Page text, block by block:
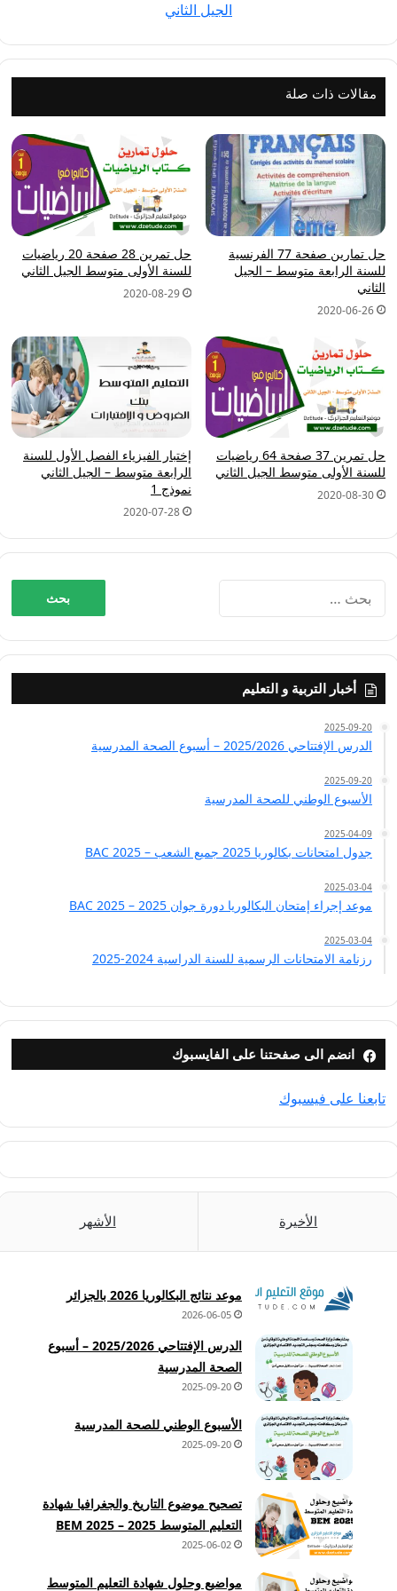
الثاني
الجيل الثاني
مقالات ذات صلة
حل تمارين صفحة 77 الفرنسية
للسنة الرابعة متوسط – الجيل
الثاني
2020-06-26
حل تمرين 28 صفحة 20 رياضيات
للسنة الأولى متوسط الجيل الثاني
2020-08-29
حل تمرين 37 صفحة 64 رياضيات
للسنة الأولى متوسط الجيل الثاني
2020-08-30
إختبار الفيزياء الفصل الأول للسنة
الرابعة متوسط – الجيل الثاني
نموذج 1
2020-07-28
عن:
أخبار التربية و التعليم
2025-09-20
الدرس الإفتتاحي 2025/2026 – أسبوع الصحة المدرسية
2025-09-20
الأسبوع الوطني للصحة المدرسية
2025-04-09
جدول امتحانات بكالوريا 2025 جميع الشعب – BAC 2025
2025-03-04
موعد إجراء إمتحان البكالوريا دورة جوان 2025 – BAC 2025
2025-03-04
رزنامة الامتحانات الرسمية للسنة الدراسية 2024-2025
انضم الى صفحتنا على الفايسبوك
تابعنا على فيسبوك
الأخيرة الأشهر
موعد نتائج البكالوريا 2026 بالجزائر
2026-06-05
الدرس الإفتتاحي 2025/2026 – أسبوع
الصحة المدرسية
2025-09-20
الأسبوع الوطني للصحة المدرسية
2025-09-20
تصحيح موضوع التاريخ والجغرافيا شهادة
التعليم المتوسط 2025 – BEM 2025
2025-06-02
مواضيع وحلول شهادة التعليم المتوسط